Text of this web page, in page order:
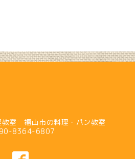
室 福山市の料理・パン教室
8364-6807